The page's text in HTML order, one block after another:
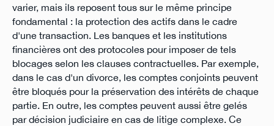
varier, mais ils reposent tous sur le même principe
fondamental : la protection des actifs dans le cadre
d'une transaction. Les banques et les institutions
financières ont des protocoles pour imposer de tels
blocages selon les clauses contractuelles. Par exemple,
dans le cas d'un divorce, les comptes conjoints peuvent
être bloqués pour la préservation des intérêts de chaque
partie. En outre, les comptes peuvent aussi être gelés
par décision judiciaire en cas de litige complexe. Ce